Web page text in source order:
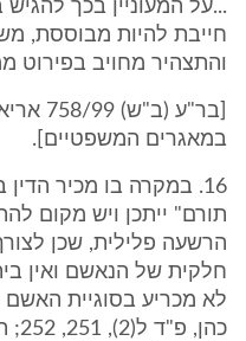
...על המעוניין בכך
חייבת להיות מבוססת,
והתצהיר מחויב בפירוט
[בר"ע
במאגרים המשפטיים].
16. במקרה בו מכיר
תורם" ייתכן ויש מקום
הרשעה פלילית, שכן
חלקית של הנאשם ואין